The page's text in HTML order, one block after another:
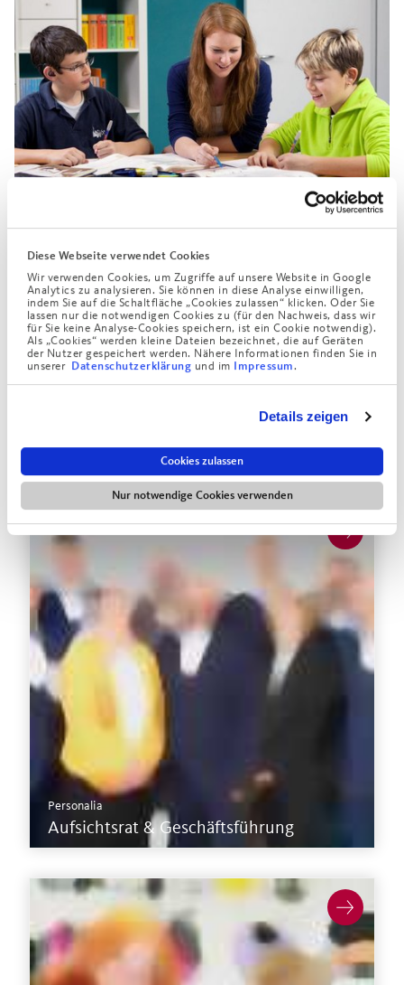
Diese Webseite verwendet Cookies
Wir verwenden Cookies, um Zugriffe auf unsere Website in Google
Analytics zu analysieren. Sie können in diese Analyse einwilligen,
indem Sie auf die Schaltfläche „Cookies zulassen“ klicken. Oder Sie
lassen nur die notwendigen Cookies zu (für den Nachweis, dass wir
für Sie keine Analyse-Cookies speichern, ist ein Cookie notwendig).
Als „Cookies“ werden kleine Dateien bezeichnet, die auf Geräten
der Nutzer gespeichert werden. Nähere Informationen finden Sie in
unserer Datenschutzerklärung und im Impressum.
Details zeigen
Cookies zulassen
Nur notwendige Cookies verwenden
einen Bundesfreiwilligendienst (BFD). Einsatzstellen gibt es
in unseren Seniorenresidenzen in ganz Deutschland, in den
Sanatorien, der Klinik, den heilpädagogischen
Einrichtungen und den Schulinternaten des Augustinum.
Mehr zur Augustinum Gruppe
Personalia
Aufsichtsrat & Geschäftsführung
Mehr zu Aufsichtsrat &
Geschäftsführung >